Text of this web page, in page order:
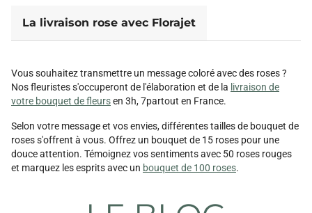
La livraison rose avec Florajet
Vous souhaitez transmettre un message coloré avec des roses ?
Nos fleuristes s'occuperont de l'élaboration et de la livraison de
votre bouquet de fleursen 3h, 7partout en France.
Selon votre message et vos envies, différentes tailles de bouquet de
roses s'offrent à vous. Offrez un bouquet de 15 roses pour une
douce attention. Témoignez vos sentiments avec 50 roses rouges
et marquez les esprits avec un bouquet de 100 roses.